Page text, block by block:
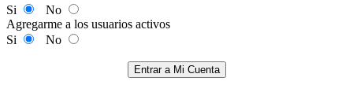
Si
No
Agregarme a los usuarios activos
Si
No
Entrar a Mi Cuenta